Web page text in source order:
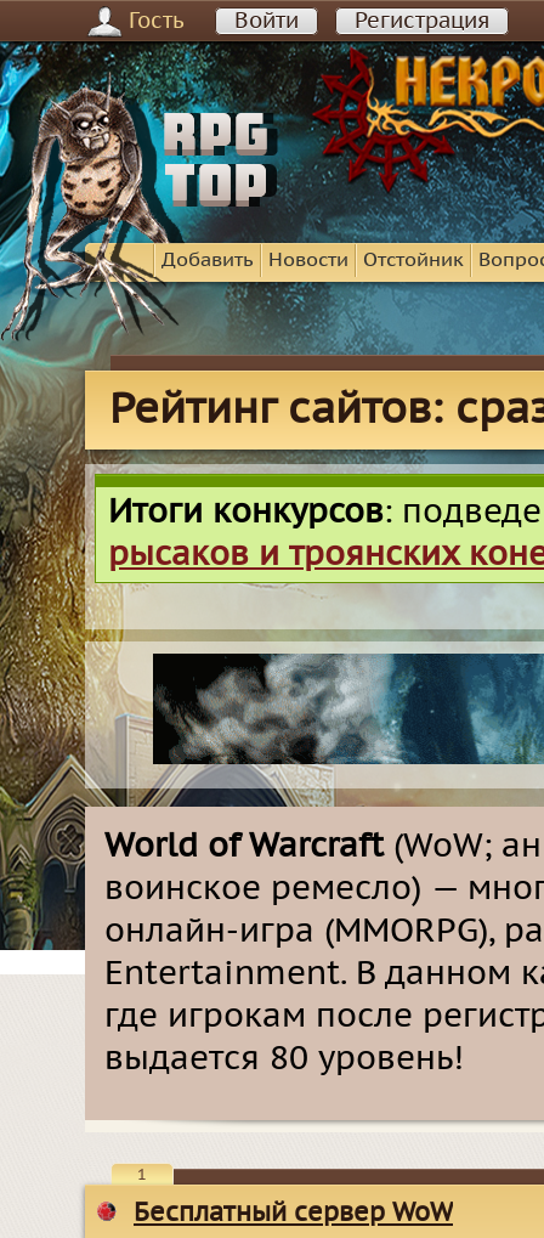
Гость Войти Регистрация
Добавить Новости Отстойник
Рейтинг сайтов:
Итоги конкурсов:
рысаков и троянских
World of Warcraft(WoW;
воинское ремесло) —
онлайн-игра (MMORPG),
Entertainment. В данном
где игрокам после
выдается 80 уровень!
1
Бесплатный сервер WoW